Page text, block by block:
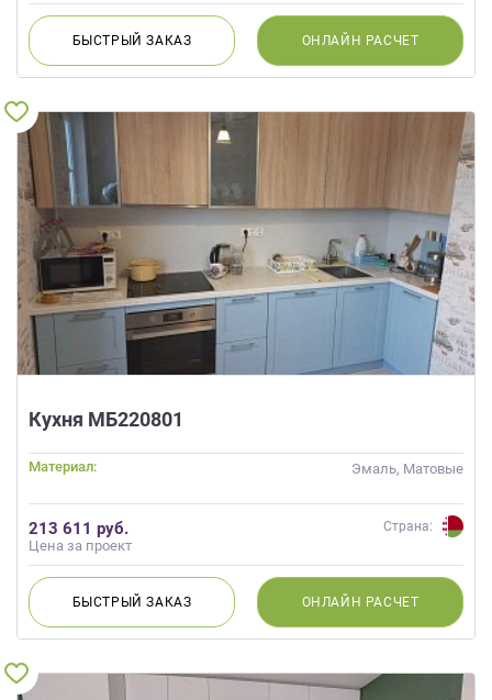
БЫСТРЫЙЗАКАЗ ОНЛАЙН РАСЧЕТ
Кухня МБ220801
Материал: Эмаль, Матовые
213 611 руб.
Цена за проект
Страна:
БЫСТРЫЙЗАКАЗ ОНЛАЙН РАСЧЕТ